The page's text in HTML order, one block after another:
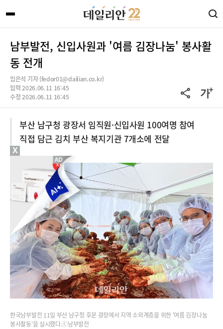
남부발전, 신입사원과 '여름 김장나눔' 봉사활
동 전개
임은석 기자 (fedor01@dailian.co.kr)
입력 2026.06.11 16:45
수정 2026.06.11 16:45
부산 남구청 광장서 임직원·신입사원 100여명 참여
직접 담근 김치 부산 복지기관 7개소에 전달
한국남부발전 11일 부산 남구청 후문 광장에서 지역 소외계층을 위한 '여름 김장나눔
봉사활동'을 실시했다.ⓒ남부발전
X